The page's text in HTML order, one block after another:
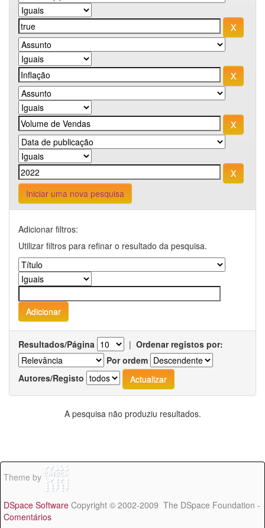
Iniciar uma nova pesquisa
Adicionar filtros:
Utilizar filtros para refinar o resultado da pesquisa.
Resultados/Página | Ordenar registos por:
Por ordem
Autores/Registo
A pesquisa não produziu resultados.
Theme by
DSpace Software Copyright © 2002-2009 The DSpace Foundation -
Comentários